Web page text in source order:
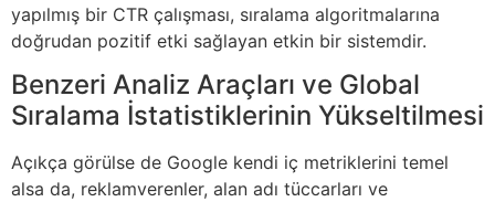
yapılmış bir CTR çalışması, sıralama algoritmalarına
doğrudan pozitif etki sağlayan etkin bir sistemdir.
Benzeri Analiz Araçları ve Global
Sıralama İstatistiklerinin Yükseltilmesi
Açıkça görülse de Google kendi iç metriklerini temel
alsa da, reklamverenler, alan adı tüccarları ve